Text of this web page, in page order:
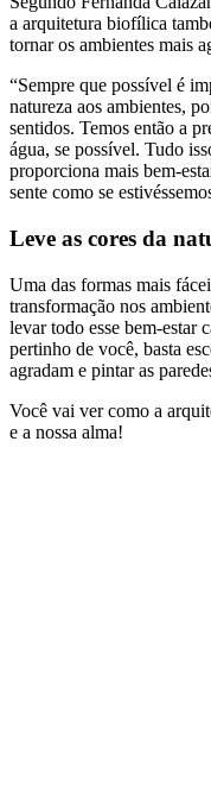
a arquitetura biofílica
tornar os ambientes mais
“Sempre que possível é
natureza aos ambientes,
sentidos. Temos então a
água, se possível. Tudo
proporciona mais bem-
sente como se
Leve as cores da
Uma das formas mais
transformação nos
levar todo esse bem-estar
pertinho de você, basta
agradam e pintar as
Você vai ver como a
e a nossa alma!